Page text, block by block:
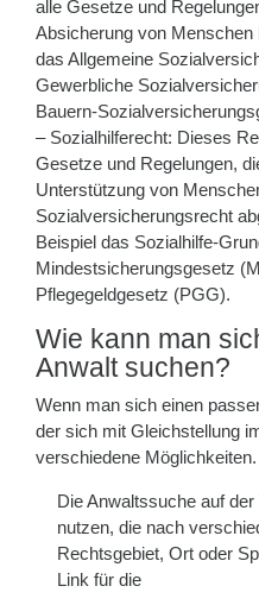
alle Gesetze und
Absicherung von
das Allgemeine
Gewerbliche
Bauern-
– Sozialhilferecht: Dieses
Gesetze und Regelungen,
Unterstützung von
Sozialversicherungsrecht
Beispiel das Sozialhilfe-
Mindestsicherungsgesetz
Pflegegeldgesetz (PGG).
Wie kann man
Anwalt suchen?
Wenn man sich einen
der sich mit Gleichstellung
verschiedene
Die Anwaltssuche auf
nutzen, die nach
Rechtsgebiet, Ort oder
Link für die